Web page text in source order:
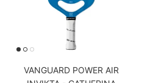
VANGUARD POWER AIR